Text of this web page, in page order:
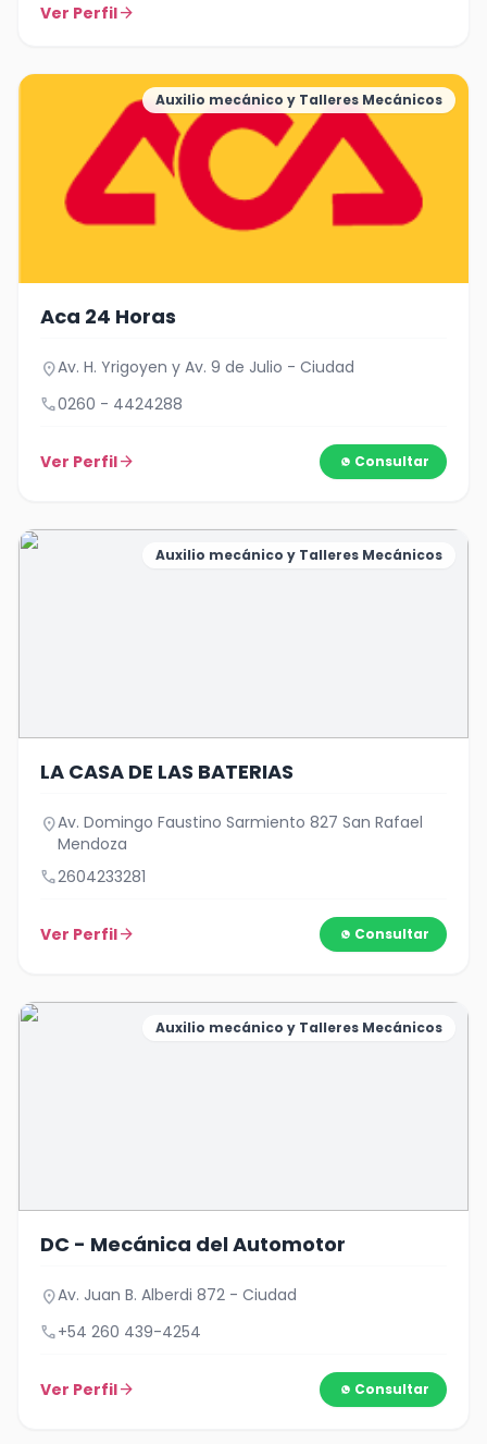
Ver Perfilarrow_forward
Auxilio mecánico y Talleres Mecánicos
Aca 24 Horas
location_onAv. H. Yrigoyen y Av. 9 de Julio - Ciudad
call0260 - 4424288
Ver Perfilarrow_forward Consultar
Auxilio mecánico y Talleres Mecánicos
LA CASA DE LAS BATERIAS
location_onAv. Domingo Faustino Sarmiento 827 San Rafael
Mendoza
call2604233281
Ver Perfilarrow_forward Consultar
Auxilio mecánico y Talleres Mecánicos
DC - Mecánica del Automotor
location_onAv. Juan B. Alberdi 872 - Ciudad
call+54 260 439-4254
Ver Perfilarrow_forward Consultar